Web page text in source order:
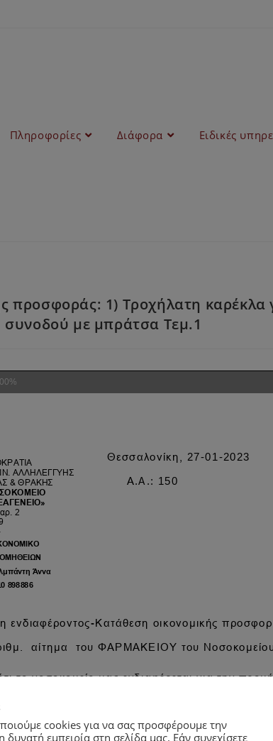
Πληροφορίες Διάφορα Ειδικές
προσφοράς: 1) Τροχήλατη
συνοδού με μπράτσα Τεμ.1
cookies για να σας προσφέρουμε την
δυνατή εμπειρία στη σελίδα μας. Εάν συνεχίσετε